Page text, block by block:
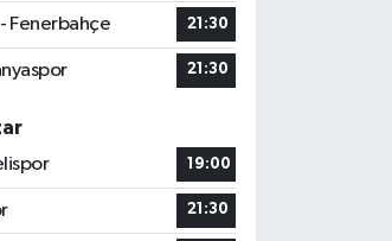
Fenerbahçe 21:30
21:30
19:00
21:30